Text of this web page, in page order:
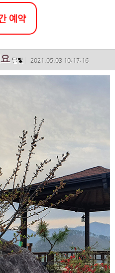
예약
달빛 2021.05.03 10:17:16